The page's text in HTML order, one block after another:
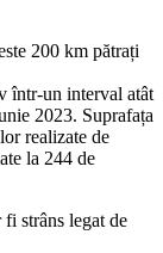
200 km pătrați
într-un interval atât
2023. Suprafața
realizate de
la 244 de
strâns legat de